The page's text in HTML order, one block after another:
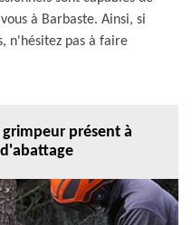
à Barbaste. Ainsi, si
n'hésitez pas à faire
présent à